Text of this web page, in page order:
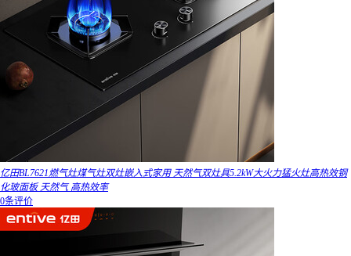
亿田BL7621燃气灶煤气灶双灶嵌入式家用 天然气双灶具5.2kW大火力猛火灶高热效钢
化玻面板 天然气 高热效率
0条评价